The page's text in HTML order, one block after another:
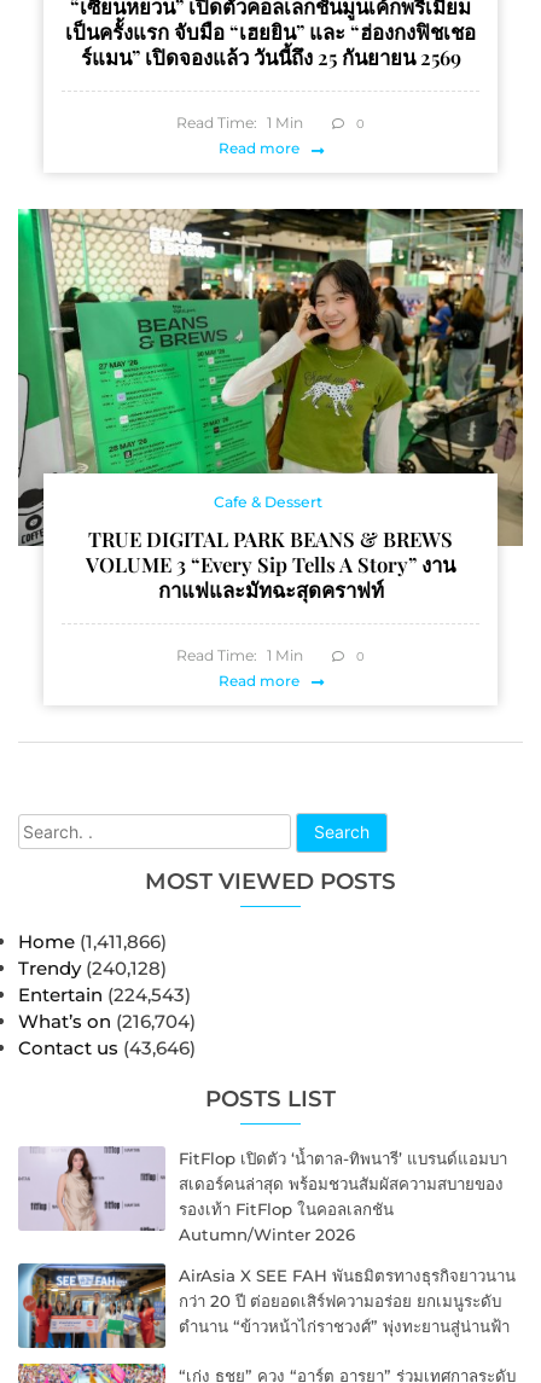
Search
MOST VIEWED POSTS
Home (1,411,866)
Trendy (240,128)
Entertain (224,543)
What’s on (216,704)
Contact us (43,646)
POSTS LIST
FitFlop เปิดตัว ‘น้ำตาล-ทิพนารี’ แบรนด์แอมบา
สเดอร์คนล่าสุด พร้อมชวนสัมผัสความสบายของ
รองเท้า FitFlop ในคอลเลกชัน
Autumn/Winter 2026
AirAsia X SEE FAH พันธมิตรทางธุรกิจยาวนาน
กว่า 20 ปี ต่อยอดเสิร์ฟความอร่อย ยกเมนูระดับ
ตำนาน “ข้าวหน้าไก่ราชวงศ์” พุ่งทะยานสู่น่านฟ้า
“เก่ง ธชย” ควง “อาร์ต อารยา” ร่วมเทศกาลระดับ
“เซียนหยวน” เปิดตัวคอลเลกชันมูนเค้กพรีเมียม
เป็นครั้งแรก จับมือ “เฮยยิน” และ “ฮ่องกงฟิชเชอ
ร์แมน” เปิดจองแล้ว วันนี้ถึง 25 กันยายน 2569
Read Time: 1 Min 0
Read more
Cafe & Dessert
TRUE DIGITAL PARK BEANS & BREWS
VOLUME 3 “Every Sip Tells A Story” งาน
กาแฟและมัทฉะสุดคราฟท์
Read Time: 1 Min 0
Read more